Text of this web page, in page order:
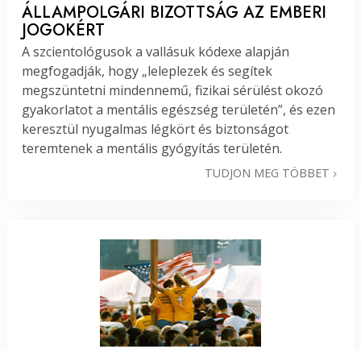
ÁLLAMPOLGÁRI BIZOTTSÁG AZ EMBERI
JOGOKÉRT
A szcientológusok a vallásuk kódexe alapján
megfogadják, hogy „leleplezek és segítek
megszüntetni mindennemű, fizikai sérülést okozó
gyakorlatot a mentális egészség területén”, és ezen
keresztül nyugalmas légkört és biztonságot
teremtenek a mentális gyógyítás területén.
TUDJON MEG TÖBBET